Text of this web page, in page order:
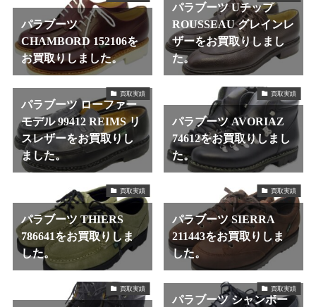
パラブーツ
CHAMBORD 152106を
お買取りしました。
パラブーツ Uチップ
ROUSSEAU グレインレ
ザーをお買取りしまし
た。
買取実績
パラブーツ ローファー
モデル 99412 REIMS リ
スレザーをお買取りし
ました。
買取実績
パラブーツ AVORIAZ
74612をお買取りしまし
た。
買取実績
パラブーツ THIERS
786641をお買取りしま
した。
買取実績
パラブーツ SIERRA
211443をお買取りしま
した。
買取実績 買取実績
パラブーツ シャンボー